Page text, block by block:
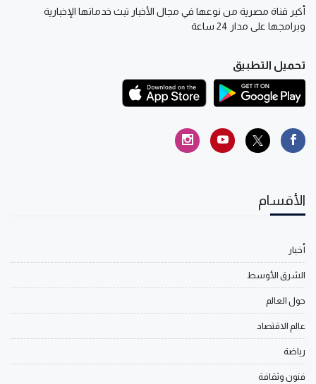
أكبر قناة مصرية من نوعها في مجال الأخبار تبث خدماتها الإخبارية
وبرامجها على مدار 24 ساعة
تحميل التطبيق
الأقسام
أخبار
الشرق الأوسط
حول العالم
عالم الاقتصاد
رياضة
فنون وثقافة